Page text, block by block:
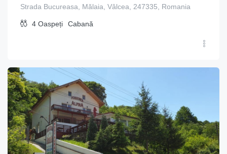
Strada Bucureasa, Mălaia, Vâlcea, 247335, Romania
4 Oaspeți Cabană